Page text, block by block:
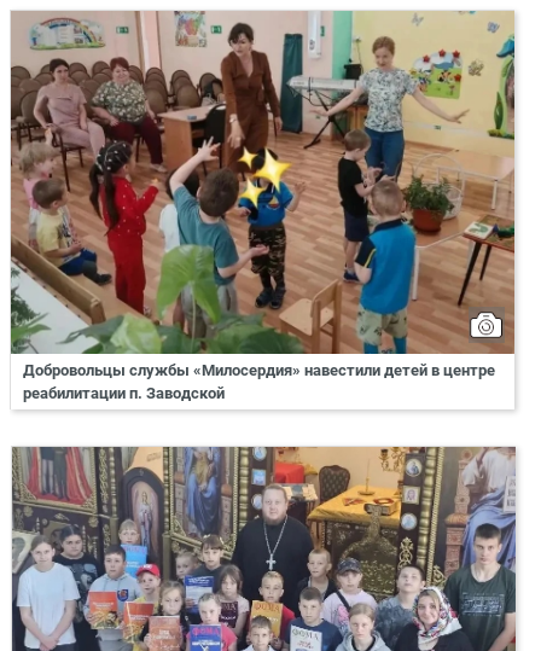
Добровольцы службы «Милосердия» навестили детей в центре
реабилитации п. Заводской